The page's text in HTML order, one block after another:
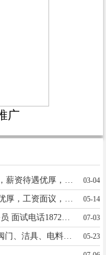
广
03-04
05-14
07-03
四羊水暖: 专营:锅炉、暖气、管件阀门、洁具、电料。房屋改水、改电、水暖一站式服务 用料实在，手艺放心 价格透明，售后无忧 电话微信号:13763744627。 05-23